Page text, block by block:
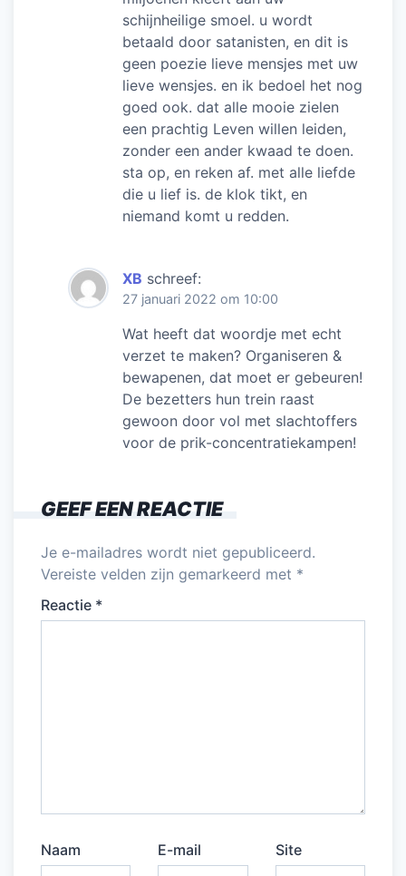
schijnheilige smoel. u wordt
betaald door satanisten, en dit is
geen poezie lieve mensjes met uw
lieve wensjes. en ik bedoel het nog
goed ook. dat alle mooie zielen
een prachtig Leven willen leiden,
zonder een ander kwaad te doen.
sta op, en reken af. met alle liefde
die u lief is. de klok tikt, en
niemand komt u redden.
XB schreef:
27 januari 2022 om 10:00
Wat heeft dat woordje met echt
verzet te maken? Organiseren &
bewapenen, dat moet er gebeuren!
De bezetters hun trein raast
gewoon door vol met slachtoffers
voor de prik-concentratiekampen!
GEEF EEN REACTIE
Je e-mailadres wordt niet gepubliceerd.
Vereiste velden zijn gemarkeerd met *
Reactie *
Naam E-mail Site